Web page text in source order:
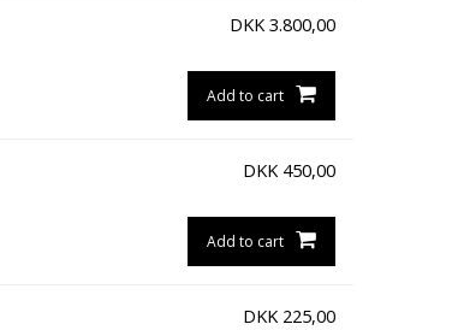
DKK 3.800,00
Add to cart
DKK 450,00
Add to cart
DKK 225,00